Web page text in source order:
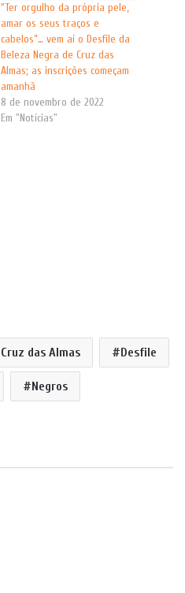
“Ter orgulho da própria pele,
amar os seus traços e
cabelos”… vem aí o Desfile da
Beleza Negra de Cruz das
Almas; as inscrições começam
amanhã
8 de novembro de 2022
Em "Notícias"
Cruz das Almas Desfile
Negros